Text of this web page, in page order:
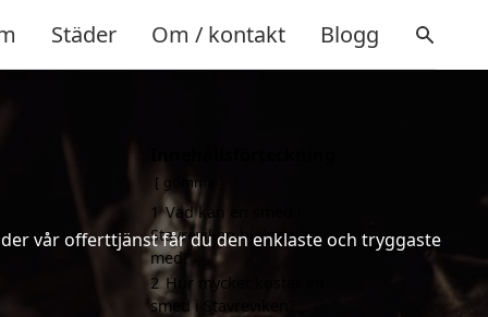
Städer Om / kontakt Blogg
vår offerttjänst får du den enklaste och tryggaste
gömma
1 Vad kan en smed i
Stavreviken hjälpa till
med?
2 Hur mycket kostar en
smed i Stavreviken?